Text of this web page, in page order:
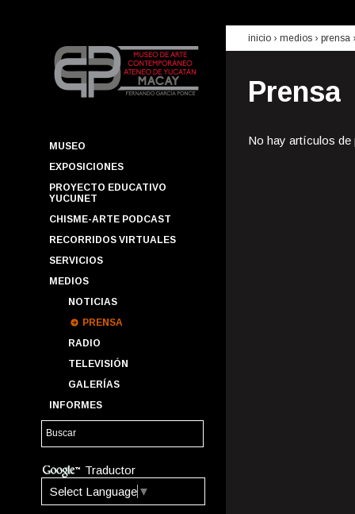
MUSEO
EXPOSICIONES
PROYECTO EDUCATIVO
YUCUNET
CHISME-ARTE PODCAST
RECORRIDOS VIRTUALES
SERVICIOS
MEDIOS
NOTICIAS
PRENSA
RADIO
TELEVISIÓN
GALERÍAS
INFORMES
Traductor
Select Language ▼
inicio › medios › prensa
Prensa
No hay artículos de